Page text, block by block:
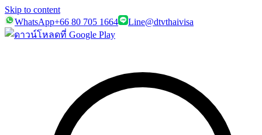
Skip to content
WhatsApp+66 80 705 1664 Line@dtvthaivisa